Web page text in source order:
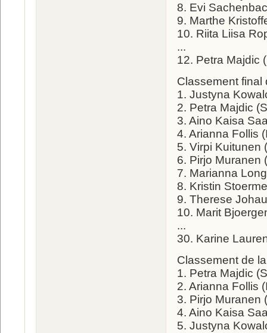
8. Evi
9. Marthe
10. Riita Liisa
...
12. Petra Majdic
Classement final
1. Justyna
2. Petra Majdic
3. Aino Kaisa
4. Arianna Follis
5. Virpi Kuitunen
6. Pirjo Muranen
7. Marianna
8. Kristin
9. Therese
10. Marit
...
30. Karine
Classement de
1. Petra Majdic
2. Arianna Follis
3. Pirjo Muranen
4. Aino Kaisa
5. Justyna